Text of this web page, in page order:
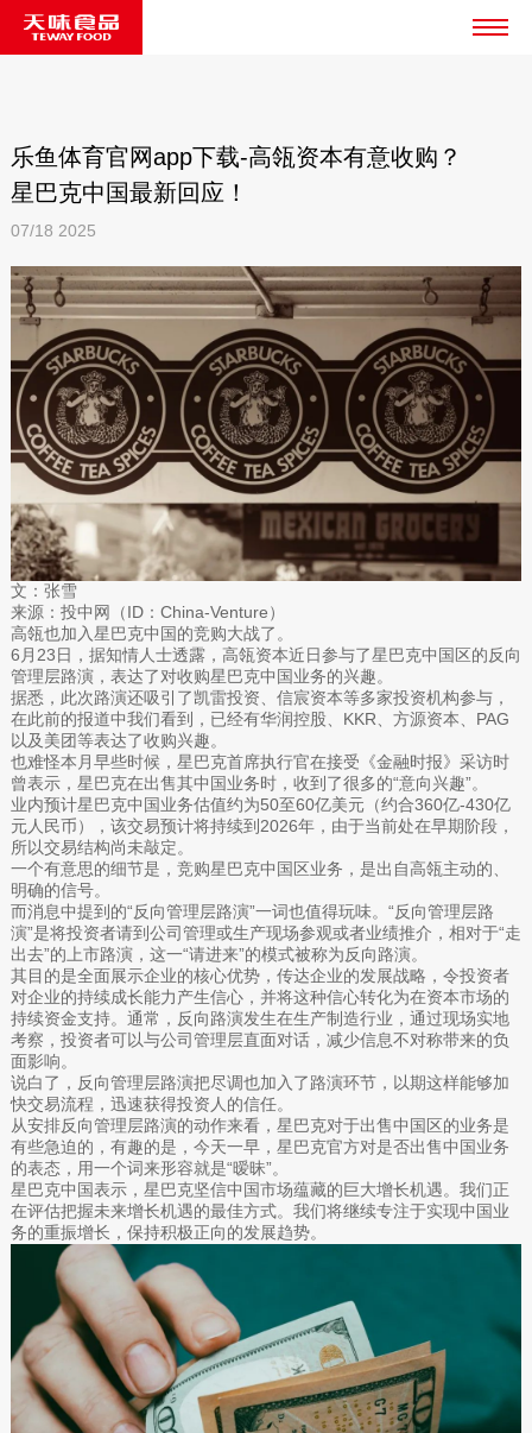
乐鱼体育官网app下载-高瓴资本有意收购？
星巴克中国最新回应！
07/18 2025
文：张雪
来源：投中网（ID：China-Venture）
高瓴也加入星巴克中国的竞购大战了。
6月23日，据知情人士透露，高瓴资本近日参与了星巴克中国区的反向
管理层路演，表达了对收购星巴克中国业务的兴趣。
据悉，此次路演还吸引了凯雷投资、信宸资本等多家投资机构参与，
在此前的报道中我们看到，已经有华润控股、KKR、方源资本、PAG
以及美团等表达了收购兴趣。
也难怪本月早些时候，星巴克首席执行官在接受《金融时报》采访时
曾表示，星巴克在出售其中国业务时，收到了很多的“意向兴趣”。
业内预计星巴克中国业务估值约为50至60亿美元（约合360亿-430亿
元人民币），该交易预计将持续到2026年，由于当前处在早期阶段，
所以交易结构尚未敲定。
一个有意思的细节是，竞购星巴克中国区业务，是出自高瓴主动的、
明确的信号。
而消息中提到的“反向管理层路演”一词也值得玩味。“反向管理层路
演”是将投资者请到公司管理或生产现场参观或者业绩推介，相对于“走
出去”的上市路演，这一“请进来”的模式被称为反向路演。
其目的是全面展示企业的核心优势，传达企业的发展战略，令投资者
对企业的持续成长能力产生信心，并将这种信心转化为在资本市场的
持续资金支持。通常，反向路演发生在生产制造行业，通过现场实地
考察，投资者可以与公司管理层直面对话，减少信息不对称带来的负
面影响。
说白了，反向管理层路演把尽调也加入了路演环节，以期这样能够加
快交易流程，迅速获得投资人的信任。
从安排反向管理层路演的动作来看，星巴克对于出售中国区的业务是
有些急迫的，有趣的是，今天一早，星巴克官方对是否出售中国业务
的表态，用一个词来形容就是“暧昧”。
星巴克中国表示，星巴克坚信中国市场蕴藏的巨大增长机遇。我们正
在评估把握未来增长机遇的最佳方式。我们将继续专注于实现中国业
务的重振增长，保持积极正向的发展趋势。